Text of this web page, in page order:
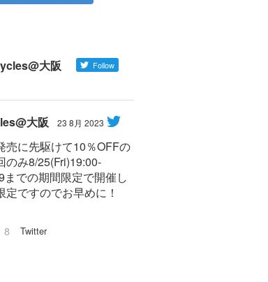
大阪 Follow
大阪 23 8月 2023
売に先駆けて10％OFFの
のみ8/25(Fri)19:00-
までの期間限定で開催し
定ですのでお早めに！
8 Twitter